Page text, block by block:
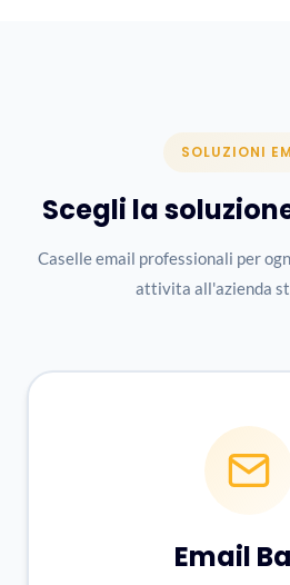
SOLUZIONI
Scegli la
Caselle email professionali per
attivita all'azienda
Email